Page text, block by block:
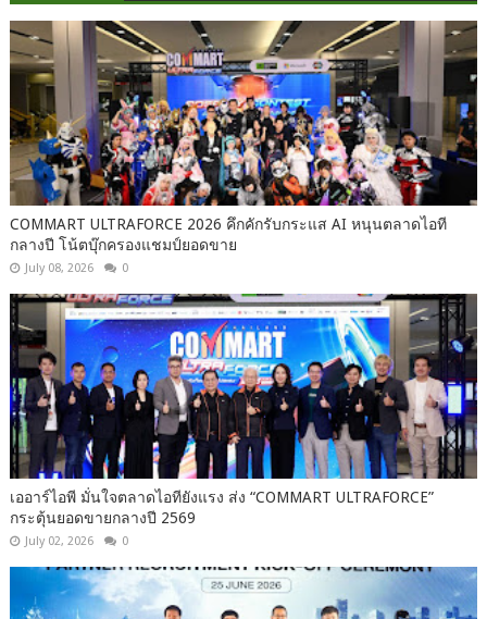
COMMART ULTRAFORCE 2026 คึกคักรับกระแส AI หนุนตลาดไอที
กลางปี โน้ตบุ๊กครองแชมป์ยอดขาย
July 08, 2026 0
เออาร์ไอพี มั่นใจตลาดไอทียังแรง ส่ง “COMMART ULTRAFORCE”
กระตุ้นยอดขายกลางปี 2569
July 02, 2026 0